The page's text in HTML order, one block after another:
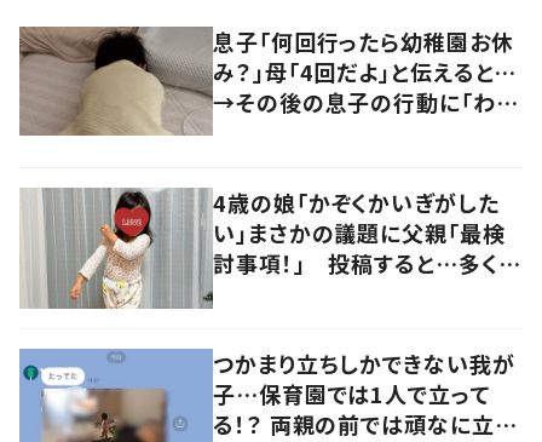
息子「何回行ったら幼稚園お休
み？」母「4回だよ」と伝えると…
→その後の息子の行動に「わか
4歳の娘「かぞくかいぎがした
い」まさかの議題に父親「最検
討事項！」 投稿すると…多くの
つかまり立ちしかできない我が
子…保育園では1人で立って
る！？ 両親の前では頑なに立た